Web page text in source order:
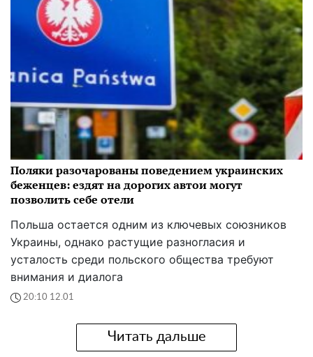
Поляки разочарованы поведением украинских
беженцев: ездят на дорогих автои могут
позволить себе отели
Польша остается одним из ключевых союзников
Украины, однако растущие разногласия и
усталость среди польского общества требуют
внимания и диалога
20:10 12.01
Читать дальше